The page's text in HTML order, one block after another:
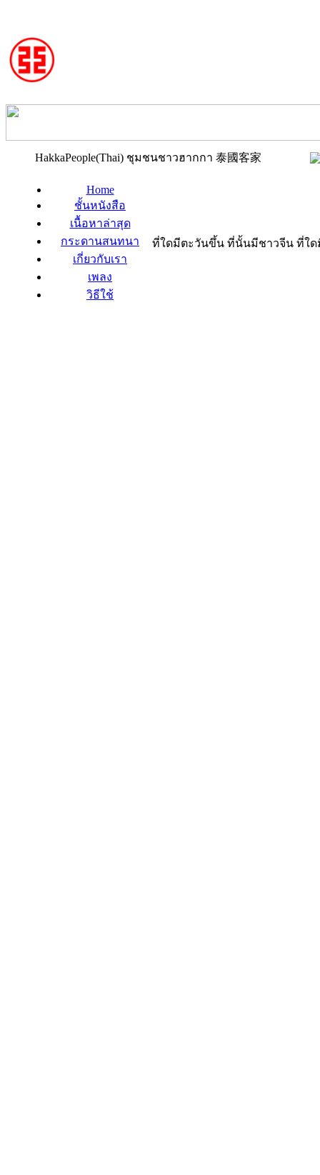
HakkaPeople(Thai) ชุมชนชาวฮากกา 泰國客家
Home
ชั้นหนังสือ
เนื้อหาล่าสุด
กระดานสนทนา
เกี่ยวกับเรา
เพลง
วิธีใช้
ที่ใดมีตะวันขึ้น ที่นั้นมีชาวจีน ที่ใดมี